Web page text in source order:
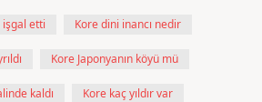
işgal etti Kore dini inancı nedir
Kore Japonyanın köyü mü
kaldı Kore kaç yıldır var